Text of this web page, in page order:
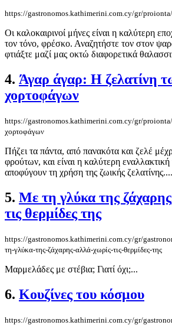
https://gastronomos.kathimerini.com.cy/gr/proionta/
Οι καλοκαιρινοί μήνες είναι η καλύτερη
τον τόνο, φρέσκο. Αναζητήστε τον στον
φτιάξτε μαζί μας οκτώ διαφορετικά
4. Άγαρ άγαρ: H ζελατίνη
χορτοφάγων
https://gastronomos.kathimerini.com.cy/gr/proionta/
χορτοφάγων
Πήζει τα πάντα, από πανακότα και ζελέ
φρούτων, και είναι η καλύτερη
αποφύγουν τη χρήση της ζωικής ζελατίνης....
5. Με τη γλύκα της
τις θερμίδες της
https://gastronomos.kathimerini.com.cy/gr/
τη-γλύκα-της-ζάχαρης-αλλά-χωρίς-τις-θερμίδες-της
Μαρμελάδες με στέβια; Γιατί όχι;...
6. Κουζίνες του κόσμου
https://gastronomos.kathimerini.com.cy/gr/